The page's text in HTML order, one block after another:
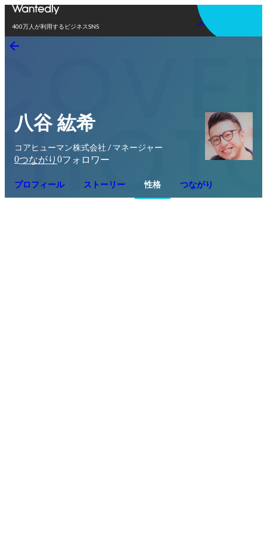
400万人が利用するビジネスSNS
アプリを使う
八谷 紘希
コアヒューマン株式会社 / マネージャー
0つながり 0フォロワー
プロフィール ストーリー 性格 つながり